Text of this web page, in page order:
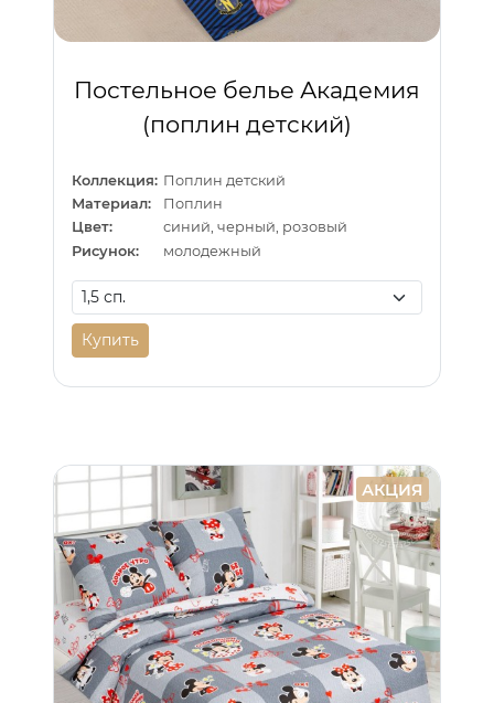
Постельное белье Академия
(поплин детский)
Коллекция: Поплин детский
Материал:
Поплин
Цвет:
синий, черный, розовый
Рисунок:
молодежный
Купить
АКЦИЯ